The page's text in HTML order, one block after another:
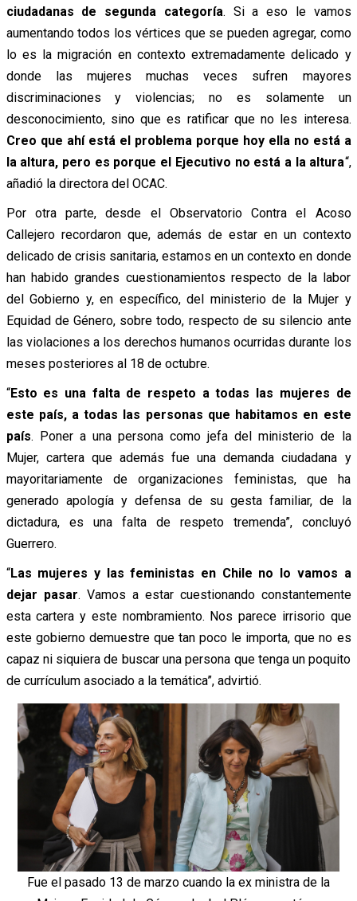
ciudadanas de segunda categoría. Si a eso le vamos
aumentando todos los vértices que se pueden agregar, como
lo es la migración en contexto extremadamente delicado y
donde las mujeres muchas veces sufren mayores
discriminaciones y violencias; no es solamente un
desconocimiento, sino que es ratificar que no les interesa.
Creo que ahí está el problema porque hoy ella no está a
la altura, pero es porque el Ejecutivo no está a la altura“,
añadió la directora del OCAC.
Por otra parte, desde el Observatorio Contra el Acoso
Callejero recordaron que, además de estar en un contexto
delicado de crisis sanitaria, estamos en un contexto en donde
han habido grandes cuestionamientos respecto de la labor
del Gobierno y, en específico, del ministerio de la Mujer y
Equidad de Género, sobre todo, respecto de su silencio ante
las violaciones a los derechos humanos ocurridas durante los
meses posteriores al 18 de octubre.
“Esto es una falta de respeto a todas las mujeres de
este país, a todas las personas que habitamos en este
país. Poner a una persona como jefa del ministerio de la
Mujer, cartera que además fue una demanda ciudadana y
mayoritariamente de organizaciones feministas, que ha
generado apología y defensa de su gesta familiar, de la
dictadura, es una falta de respeto tremenda”, concluyó
Guerrero.
“Las mujeres y las feministas en Chile no lo vamos a
dejar pasar. Vamos a estar cuestionando constantemente
esta cartera y este nombramiento. Nos parece irrisorio que
este gobierno demuestre que tan poco le importa, que no es
capaz ni siquiera de buscar una persona que tenga un poquito
de currículum asociado a la temática”, advirtió.
Fue el pasado 13 de marzo cuando la ex ministra de la